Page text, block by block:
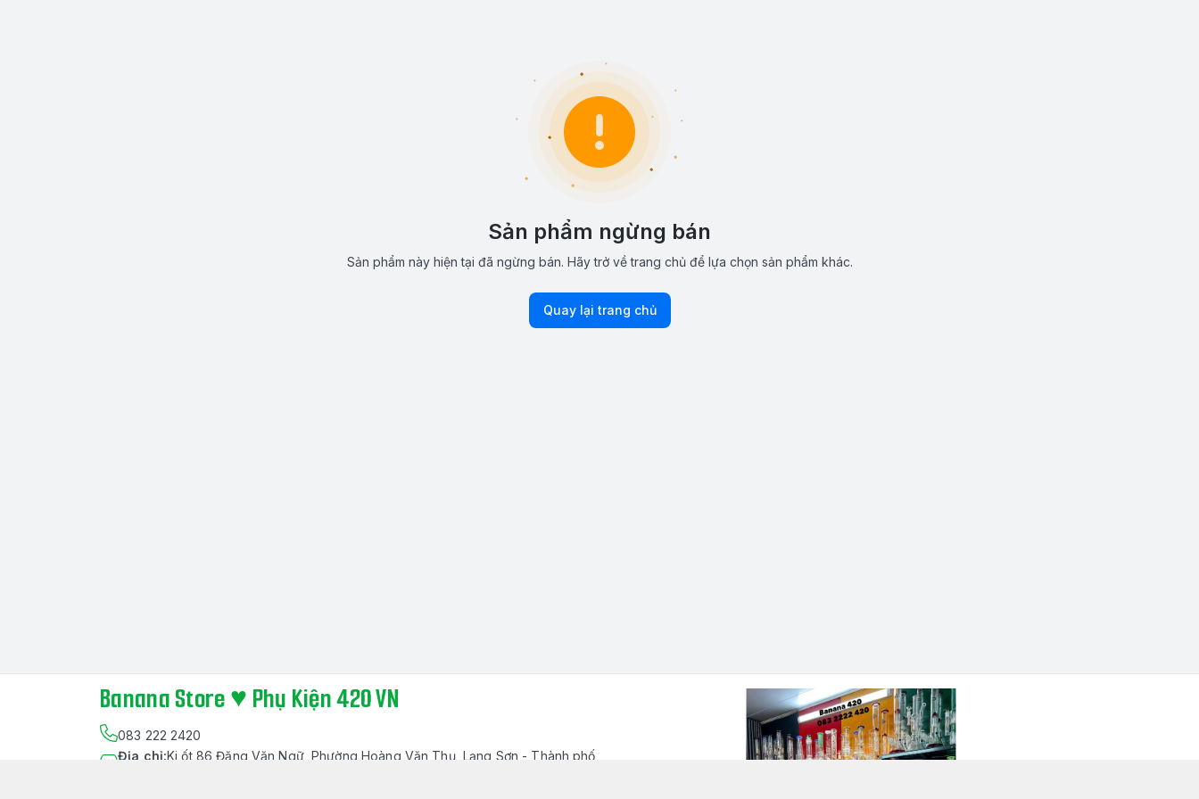
Sản phẩm ngừng bán
Sản phẩm này hiện tại đã ngừng bán. Hãy trở về trang chủ để lựa chọn sản phẩm khác.
Quay lại trang chủ
Banana Store ♥ Phụ Kiện 420 VN
083 222 2420
Địa chỉ:Ki ốt 86 Đặng Văn Ngữ, Phường Hoàng Văn Thụ, Lạng Sơn - Thành phố